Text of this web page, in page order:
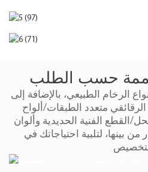
حسب الطلب
الرخام الطبيعي، بالإضافة إلى
متعدد الطبقات/ألواح
القطع الفنية الحديدية وألوان
من بينها، لتلبية احتياجاتك في